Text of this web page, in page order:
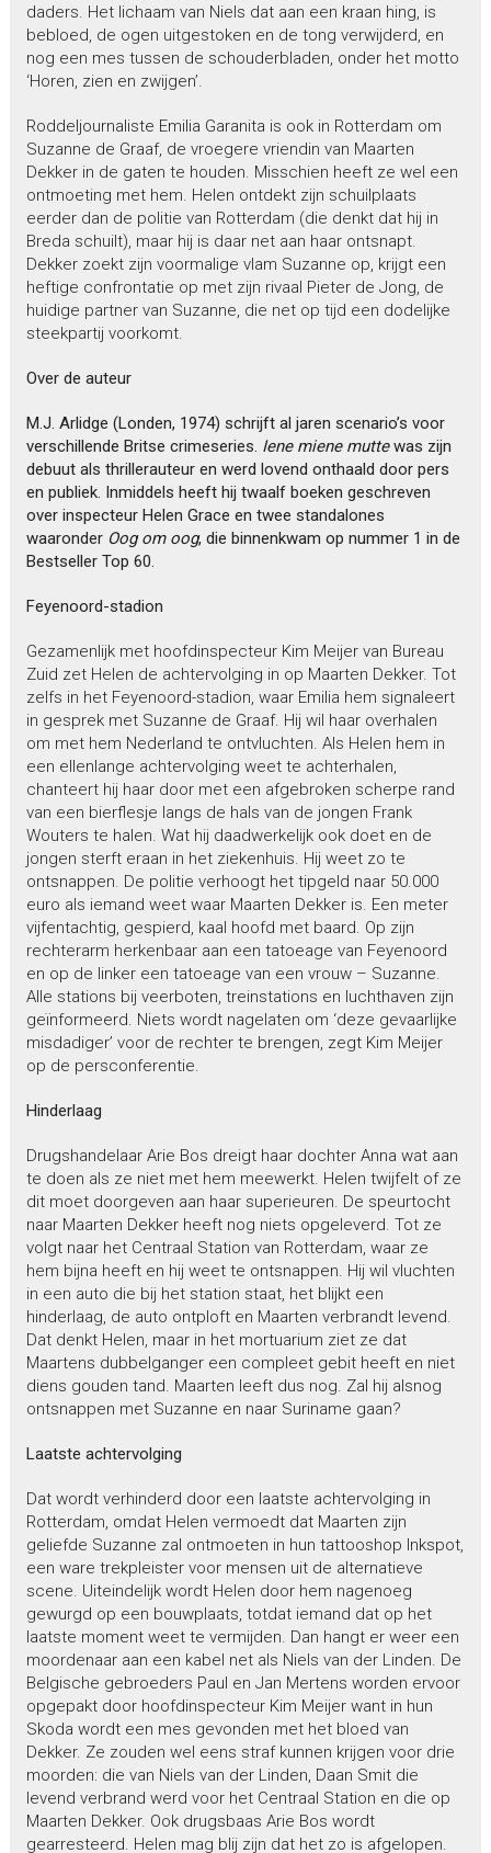
daders. Het lichaam van Niels dat aan een kraan hing, is
bebloed, de ogen uitgestoken en de tong verwijderd, en
nog een mes tussen de schouderbladen, onder het motto
‘Horen, zien en zwijgen’.
Roddeljournaliste Emilia Garanita is ook in Rotterdam om
Suzanne de Graaf, de vroegere vriendin van Maarten
Dekker in de gaten te houden. Misschien heeft ze wel een
ontmoeting met hem. Helen ontdekt zijn schuilplaats
eerder dan de politie van Rotterdam (die denkt dat hij in
Breda schuilt), maar hij is daar net aan haar ontsnapt.
Dekker zoekt zijn voormalige vlam Suzanne op, krijgt een
heftige confrontatie op met zijn rivaal Pieter de Jong, de
huidige partner van Suzanne, die net op tijd een dodelijke
steekpartij voorkomt.
Over de auteur
M.J. Arlidge (Londen, 1974) schrijft al jaren scenario’s voor
verschillende Britse crimeseries. Iene miene muttewas zijn
debuut als thrillerauteur en werd lovend onthaald door pers
en publiek. Inmiddels heeft hij twaalf boeken geschreven
over inspecteur Helen Grace en twee standalones
waaronder Oog om oog, die binnenkwam op nummer 1 in de
Bestseller Top 60.
Feyenoord-stadion
Gezamenlijk met hoofdinspecteur Kim Meijer van Bureau
Zuid zet Helen de achtervolging in op Maarten Dekker. Tot
zelfs in het Feyenoord-stadion, waar Emilia hem signaleert
in gesprek met Suzanne de Graaf. Hij wil haar overhalen
om met hem Nederland te ontvluchten. Als Helen hem in
een ellenlange achtervolging weet te achterhalen,
chanteert hij haar door met een afgebroken scherpe rand
van een bierflesje langs de hals van de jongen Frank
Wouters te halen. Wat hij daadwerkelijk ook doet en de
jongen sterft eraan in het ziekenhuis. Hij weet zo te
ontsnappen. De politie verhoogt het tipgeld naar 50.000
euro als iemand weet waar Maarten Dekker is. Een meter
vijfentachtig, gespierd, kaal hoofd met baard. Op zijn
rechterarm herkenbaar aan een tatoeage van Feyenoord
en op de linker een tatoeage van een vrouw – Suzanne.
Alle stations bij veerboten, treinstations en luchthaven zijn
geïnformeerd. Niets wordt nagelaten om ‘deze gevaarlijke
misdadiger’ voor de rechter te brengen, zegt Kim Meijer
op de persconferentie.
Hinderlaag
Drugshandelaar Arie Bos dreigt haar dochter Anna wat aan
te doen als ze niet met hem meewerkt. Helen twijfelt of ze
dit moet doorgeven aan haar superieuren. De speurtocht
naar Maarten Dekker heeft nog niets opgeleverd. Tot ze
volgt naar het Centraal Station van Rotterdam, waar ze
hem bijna heeft en hij weet te ontsnappen. Hij wil vluchten
in een auto die bij het station staat, het blijkt een
hinderlaag, de auto ontploft en Maarten verbrandt levend.
Dat denkt Helen, maar in het mortuarium ziet ze dat
Maartens dubbelganger een compleet gebit heeft en niet
diens gouden tand. Maarten leeft dus nog. Zal hij alsnog
ontsnappen met Suzanne en naar Suriname gaan?
Laatste achtervolging
Dat wordt verhinderd door een laatste achtervolging in
Rotterdam, omdat Helen vermoedt dat Maarten zijn
geliefde Suzanne zal ontmoeten in hun tattooshop Inkspot,
een ware trekpleister voor mensen uit de alternatieve
scene. Uiteindelijk wordt Helen door hem nagenoeg
gewurgd op een bouwplaats, totdat iemand dat op het
laatste moment weet te vermijden. Dan hangt er weer een
moordenaar aan een kabel net als Niels van der Linden. De
Belgische gebroeders Paul en Jan Mertens worden ervoor
opgepakt door hoofdinspecteur Kim Meijer want in hun
Skoda wordt een mes gevonden met het bloed van
Dekker. Ze zouden wel eens straf kunnen krijgen voor drie
moorden: die van Niels van der Linden, Daan Smit die
levend verbrand werd voor het Centraal Station en die op
Maarten Dekker. Ook drugsbaas Arie Bos wordt
gearresteerd. Helen mag blij zijn dat het zo is afgelopen.